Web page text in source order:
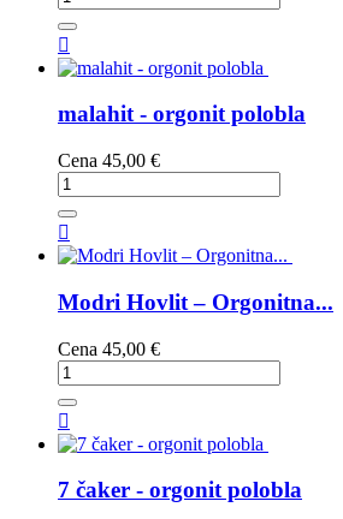

malahit - orgonit polobla
Cena 45,00 €

Modri Hovlit – Orgonitna...
Cena 45,00 €

7 čaker - orgonit polobla